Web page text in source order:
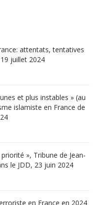
attentats, tentatives
juillet 2024
et plus instables » (au
islamiste en France de
», Tribune de Jean-
le JDD, 23 juin 2024
en France en 2024